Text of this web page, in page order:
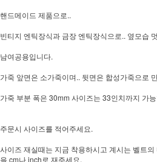
핸드메이드 제품으로..
빈티지 엔틱장식과 금장 엔틱장식으로.. 옆모습
남여공용입니다.
가죽 앞면은 소가죽이며.. 뒷면은 합성가죽으로
가죽 부분 폭은 30mm 사이즈는 33인치까지 가
주문시 사이즈를 적어주세요.
사이즈 재실때는 지금 착용하시고 계시는 벨트
을 cm나 inch로 재주세요.